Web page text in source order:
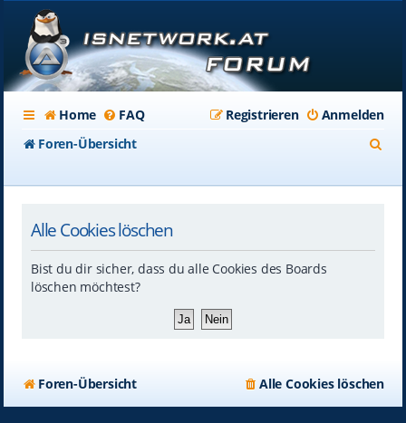
Home FAQ Anmelden
Registrieren
Foren-Übersicht
Alle Cookies löschen
Bist du dir sicher, dass du alle Cookies des Boards
löschen möchtest?
Foren-Übersicht Alle Cookies löschen